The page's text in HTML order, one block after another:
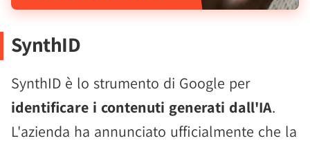
SynthID
SynthID è lo strumento di Google per
identificare i contenuti generati dall'IA.
L'azienda ha annunciato ufficialmente che la